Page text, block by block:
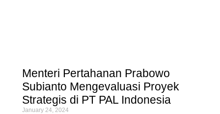
Menteri Pertahanan Prabowo
Subianto Mengevaluasi Proyek
Strategis di PT PAL Indonesia
January 24, 2024